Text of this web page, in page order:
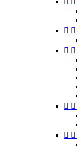
 
 
 
 